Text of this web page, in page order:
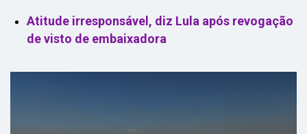
Atitude irresponsável, diz Lula após revogação
de visto de embaixadora